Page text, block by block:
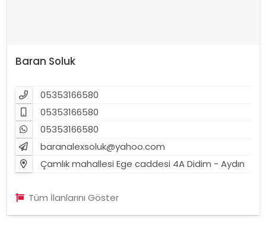
Baran Soluk
05353166580
05353166580
05353166580
baranalexsoluk@yahoo.com
Çamlık mahallesi Ege caddesi 4A Didim - Aydın
Tüm İlanlarını Göster